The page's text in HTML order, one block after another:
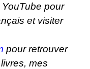
pour
et visiter
pour retrouver
mes